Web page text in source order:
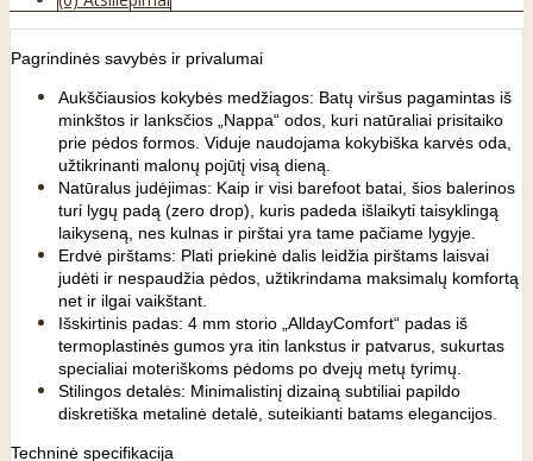
Pagrindinės savybės ir privalumai
Aukščiausios kokybės medžiagos: Batų viršus pagamintas iš
minkštos ir lanksčios „Nappa“ odos, kuri natūraliai prisitaiko
prie pėdos formos. Viduje naudojama kokybiška karvės oda,
užtikrinanti malonų pojūtį visą dieną.
Natūralus judėjimas: Kaip ir visi barefoot batai, šios balerinos
turi lygų padą (zero drop), kuris padeda išlaikyti taisyklingą
laikyseną, nes kulnas ir pirštai yra tame pačiame lygyje.
Erdvė pirštams: Plati priekinė dalis leidžia pirštams laisvai
judėti ir nespaudžia pėdos, užtikrindama maksimalų komfortą
net ir ilgai vaikštant.
Išskirtinis padas: 4 mm storio „AlldayComfort“ padas iš
termoplastinės gumos yra itin lankstus ir patvarus, sukurtas
specialiai moteriškoms pėdoms po dvejų metų tyrimų.
Stilingos detalės: Minimalistinį dizainą subtiliai papildo
diskretiška metalinė detalė, suteikianti batams elegancijos.
Techninė specifikacija